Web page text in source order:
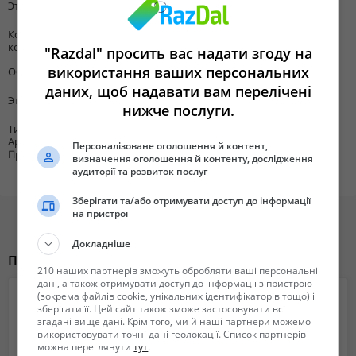
холл, коридор, ванная) плитка Испания в комнатах ламинат
Германия. Вся разводка сантехники Rexau. Смесители Vidima
Болгария, ванная Ravak. Квартира полностью меблирована:
встроенная кухня, вся необходимая бытовая техника: холодильник,
духовка, электрическая плита, варочная поверхность,
посудомоечная машина Electrolux, бойлер на 80 литров, большая
двуспальная кровать, встроенный шкаф, гардеробная комната, с/у
раздельный, балкон застеклен. Дом 2016 года постройки,
застройщик - ДБК-4. В доме два пассажирских и один грузовой
лифты. Отлично развита инфраструктура: рядом школы, детсады,
магазины, кафе, рестораны, супермаркет Novus, ТРЦ RETROVILLE,
остановки общественного транспорта и маршрутных такси.
Хорошая транспортная развязка, до станции метро "Оболонь","
Сырец", "Нивки", Петровка- 12 минут общественным транспортом.
Троллейбус: 5, автобус: 102, маршрутки 455, 465, 502, 581. Возможен
торг! Предоставляется помощь в кредитовании. Код обьекта: SF-
843-594
Компанія: АН Столичный Квартал
Этаж
Количество
комнат
Общая площадь75
Этажность
25
Тип объекта
Аренды /
Продажи
Похожие объявления
"Razdal" просить вас надати згоду на
використання ваших персональних
даних, щоб надавати вам перелічені
нижче послуги.
Персоналізоване оголошення й контент,
визначення оголошення й контенту, дослідження
аудиторії та розвиток послуг
Зберігати та/або отримувати доступ до інформації
на пристрої
Докладніше
210 наших партнерів зможуть обробляти ваші персональні
дані, а також отримувати доступ до інформації з пристрою
(зокрема файлів cookie, унікальних ідентифікаторів тощо) і
зберігати її. Цей сайт також зможе застосовувати всі
згадані вище дані. Крім того, ми й наші партнери можемо
використовувати точні дані геолокації. Список партнерів
можна переглянутитут.